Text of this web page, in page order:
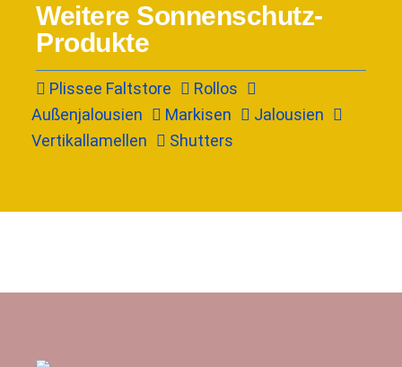
Weitere Sonnenschutz-
Produkte
Plissee Faltstore
Rollos
Außenjalousien
Markisen
Jalousien
Vertikallamellen
Shutters